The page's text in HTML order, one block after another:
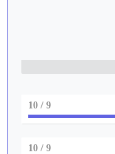
9
/ 10
9
/ 10